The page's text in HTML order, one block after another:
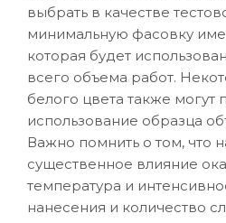
выбрать в качестве
минимальную фасовку
которая будет
всего объема работ.
белого цвета также могут
использование образца
Важно помнить о том, что
существенное влияние
температура и
нанесения и количество